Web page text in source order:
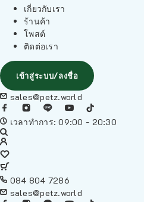
เกี่ยวกับเรา
ร้านค้า
โพสต์
ติดต่อเรา
เข้าสู่ระบบ/ลงชื่อ
sales@petz.world
เวลาทำการ: 09:00 - 20:30
084 804 7286
sales@petz.world